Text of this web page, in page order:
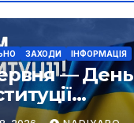
ЗАХОДИ ІНФОРМАЦІЯ
— День